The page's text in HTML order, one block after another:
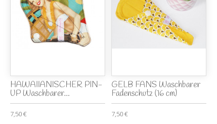
HAWAIIANISCHER PIN-
UP Waschbarer...
7,50 €
GELB FANS Waschbarer
Fadenschutz (16 cm)
7,50 €